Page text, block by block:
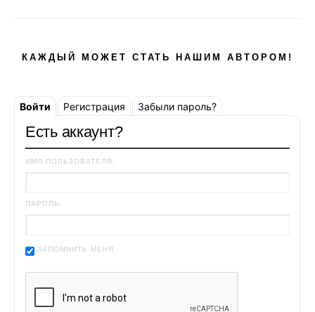
КАЖДЫЙ МОЖЕТ СТАТЬ НАШИМ АВТОРОМ!
Войти Регистрация Забыли пароль?
Есть аккаунт?
ИМЯ ПОЛЬЗОВАТЕЛЯ:
ПАРОЛЬ:
ЗАПОМНИТЬ МЕНЯ